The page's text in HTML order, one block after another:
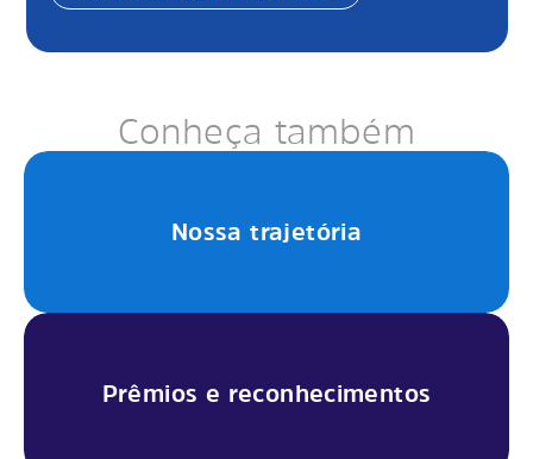
Conheça também
Nossa trajetória
Prêmios e reconhecimentos